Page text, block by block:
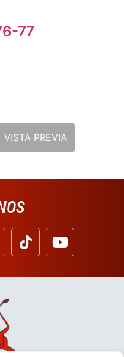
77
VISTA PREVIA